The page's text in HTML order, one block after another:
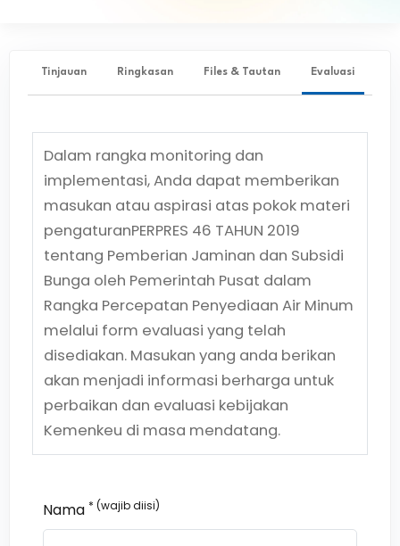
Tinjauan Ringkasan Files & Tautan Evaluasi
Dalam rangka monitoring dan
implementasi, Anda dapat memberikan
masukan atau aspirasi atas pokok materi
pengaturanPERPRES 46 TAHUN 2019
tentang Pemberian Jaminan dan Subsidi
Bunga oleh Pemerintah Pusat dalam
Rangka Percepatan Penyediaan Air Minum
melalui form evaluasi yang telah
disediakan. Masukan yang anda berikan
akan menjadi informasi berharga untuk
perbaikan dan evaluasi kebijakan
Kemenkeu di masa mendatang.
Nama * (wajib diisi)